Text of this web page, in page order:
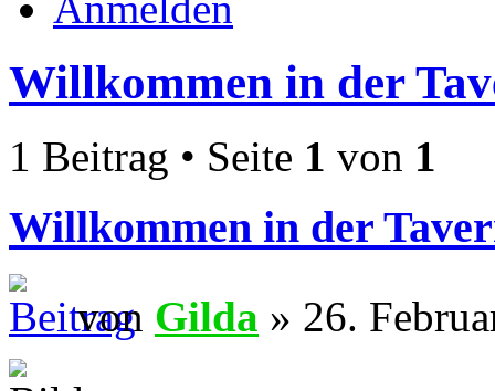
Willkommen in der
1 Beitrag • Seite 1 von 1
Willkommen in der
von Gilda » 26.